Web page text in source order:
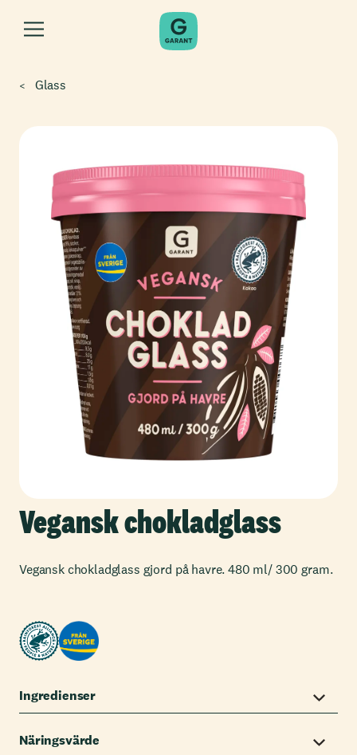
Glass
Vegansk chokladglass
Vegansk chokladglass gjord på havre. 480 ml/ 300 gram.
Ingredienser
Näringsvärde